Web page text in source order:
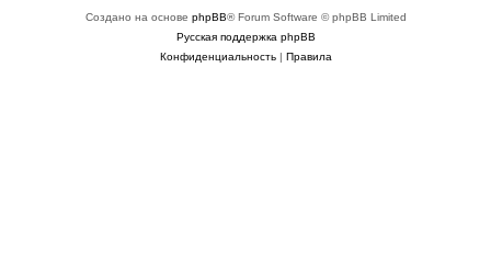
Создано на основе phpBB® Forum Software © phpBB Limited
Русская поддержка phpBB
Конфиденциальность| Правила